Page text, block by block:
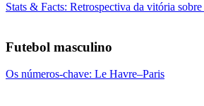
Stats & Facts: Retrospectiva da vitória sobre
Futebol masculino
Os números-chave: Le Havre–Paris